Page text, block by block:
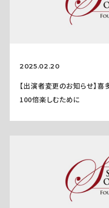
2025.02.20
【出演者変更のお知らせ】喜
100倍楽しむために